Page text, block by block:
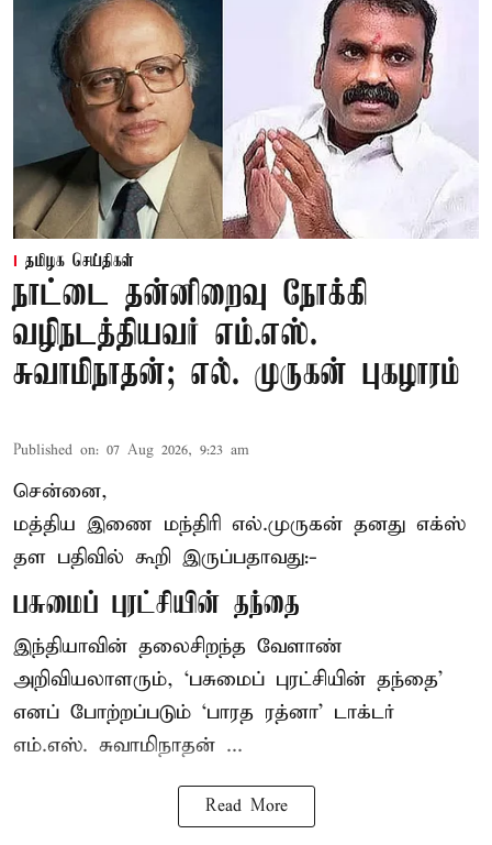
தமிழக செய்திகள்
நாட்டை தன்னிறைவு நோக்கி
வழிநடத்தியவர் எம்.எஸ்.
சுவாமிநாதன்; எல். முருகன் புகழாரம்
Published on: 07 Aug 2026, 9:23 am
சென்னை,
மத்திய இணை மந்திரி எல்.முருகன் தனது எக்ஸ்
தள பதிவில் கூறி இருப்பதாவது:-
பசுமைப் புரட்சியின் தந்தை
இந்தியாவின் தலைசிறந்த வேளாண்
அறிவியலாளரும், ‘பசுமைப் புரட்சியின் தந்தை’
எனப் போற்றப்படும் ‘பாரத ரத்னா’ டாக்டர்
எம்.எஸ். சுவாமிநாதன் ...
Read More